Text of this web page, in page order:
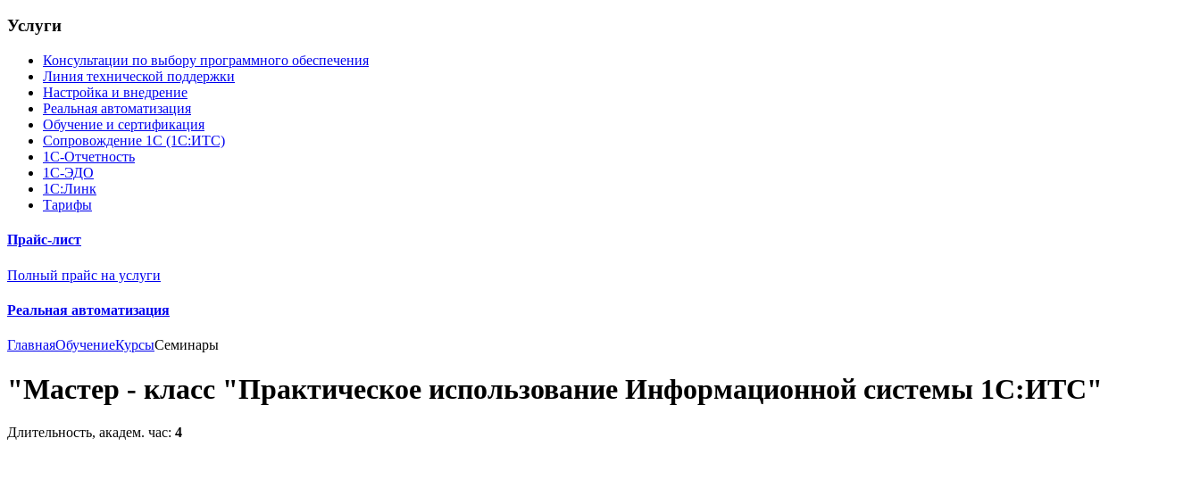
Услуги
Консультации по выбору программного обеспечения
Линия технической поддержки
Настройка и внедрение
Реальная автоматизация
Обучение и сертификация
Сопровождение 1С (1С:ИТС)
1С-Отчетность
1С-ЭДО
1С:Линк
Тарифы
Прайс-лист
Полный прайс на услуги
Реальная автоматизация
ГлавнаяОбучениеКурсыСеминары
"Мастер - класс "Практическое использование Информационной системы 1С:ИТС"
Длительность, академ. час: 4